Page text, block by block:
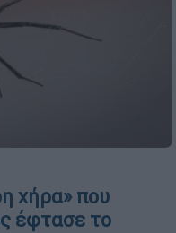
χήρα» που
έφτασε το